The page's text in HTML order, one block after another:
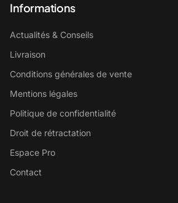
Informations
Actualités & Conseils
Livraison
Conditions générales de vente
Mentions légales
Politique de confidentialité
Droit de rétractation
Espace Pro
Contact